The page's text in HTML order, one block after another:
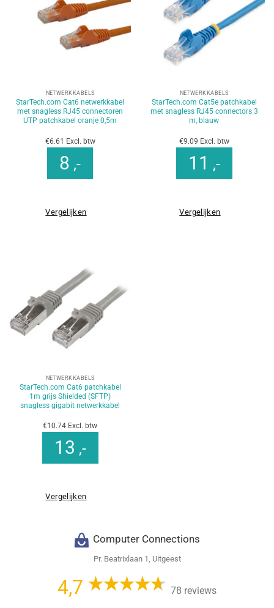
NETWERKKABELS
StarTech.com Cat6 netwerkkabel
met snagless RJ45 connectoren
UTP patchkabel oranje 0,5m
€6.61 Excl. btw
8 ,-
Vergelijken
NETWERKKABELS
StarTech.com Cat5e patchkabel
met snagless RJ45 connectors 3
m, blauw
€9.09 Excl. btw
11 ,-
Vergelijken
NETWERKKABELS
StarTech.com Cat6 patchkabel
1m grijs Shielded (SFTP)
snagless gigabit netwerkkabel
€10.74 Excl. btw
13 ,-
Vergelijken
Computer Connections
Pr. Beatrixlaan 1, Uitgeest
4,7 78 reviews